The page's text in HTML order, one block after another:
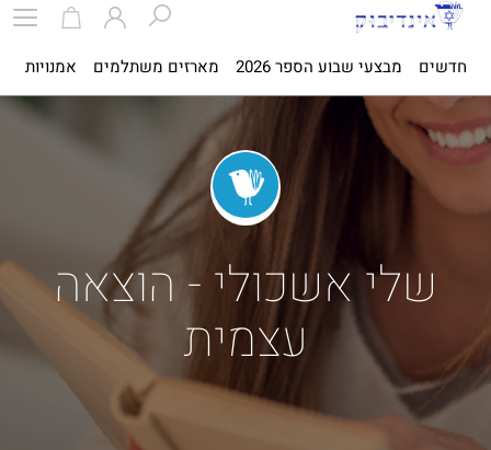
חדשים מבצעי שבוע הספר 2026 מארזים משתלמים אמנויות
שלי אשכולי - הוצאה
עצמית